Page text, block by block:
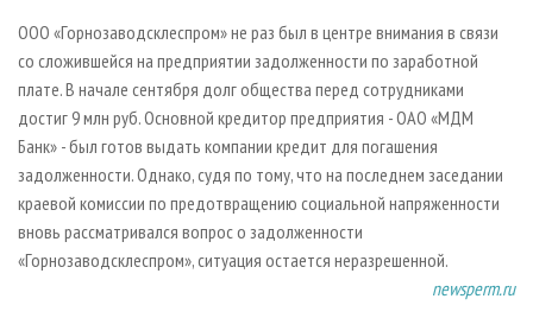
ООО «Горнозаводсклеспром» не раз был в центре внимания в связи
со сложившейся на предприятии задолженности по заработной
плате. В начале сентября долг общества перед сотрудниками
достиг 9 млн руб. Основной кредитор предприятия - ОАО «МДМ
Банк» - был готов выдать компании кредит для погашения
задолженности. Однако, судя по тому, что на последнем заседании
краевой комиссии по предотвращению социальной напряженности
вновь рассматривался вопрос о задолженности
«Горнозаводсклеспром», ситуация остается неразрешенной.
newsperm.ru